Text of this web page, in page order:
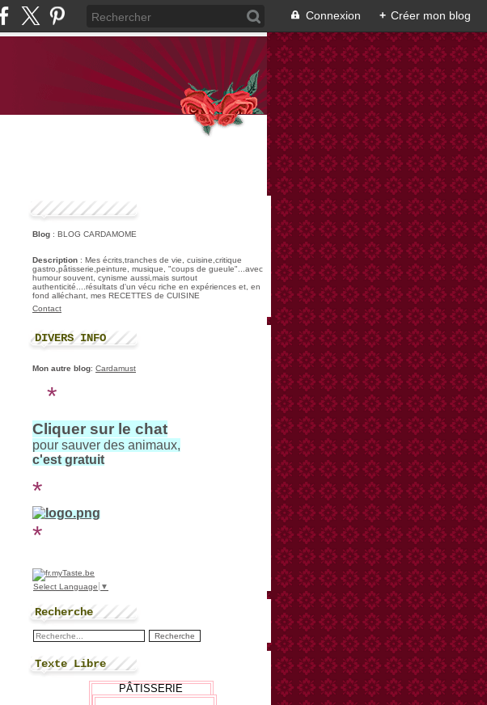
Connexion + Créer mon blog
Blog : BLOG CARDAMOME
Description : Mes écrits,tranches de vie, cuisine,critique
gastro,pâtisserie,peinture, musique, "coups de gueule"...avec
humour souvent, cynisme aussi,mais surtout
authenticité....résultats d'un vécu riche en expériences et, en
fond alléchant, mes RECETTES de CUISINE
Contact
DIVERS INFO
Mon autre blog: Cardamust
*
Cliquer sur le chat
pour sauver des animaux,
c'est gratuit
*
*
Select Language ▼
Recherche
Texte Libre
PÂTISSERIE